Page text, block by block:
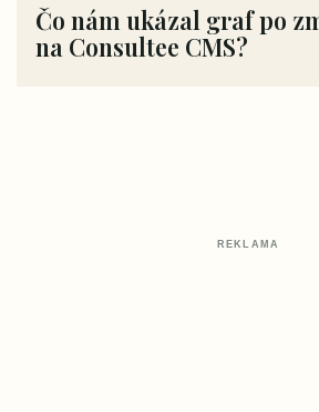
Čo nám ukázal graf po
na Consultee CMS?
REKLAMA